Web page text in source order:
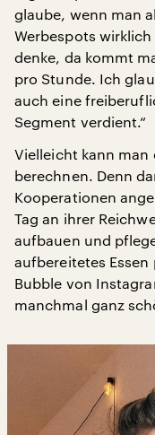
glaube, wenn man
Werbespots
denke, da kommt
pro Stunde. Ich
auch eine
Segment verdient.“
Vielleicht kann man
berechnen. Denn
Kooperationen
Tag an ihrer
aufbauen und
aufbereitetes
Bubble von
manchmal ganz